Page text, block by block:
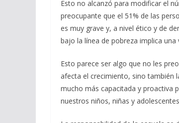
Esto no alcanzó para modificar el
preocupante que el 51% de las
es muy grave y, a nivel ético y de
bajo la línea de pobreza implica
Esto parece ser algo que no les
afecta el crecimiento, sino también
mucho más capacitada y proactiva
nuestros niños, niñas y